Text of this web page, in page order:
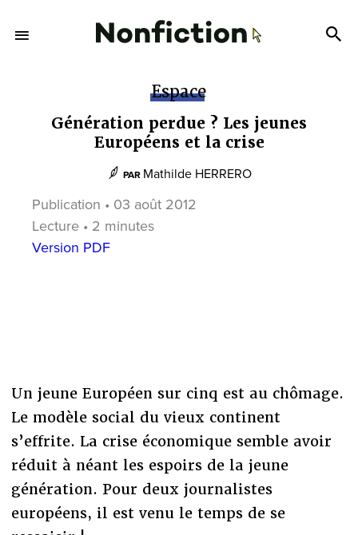
Espace
Génération perdue ? Les jeunes
Européens et la crise
PAR Mathilde HERRERO
Publication • 03 août 2012
Lecture • 2 minutes
Version PDF
Un jeune Européen sur cinq est au chômage.
Le modèle social du vieux continent
s’effrite. La crise économique semble avoir
réduit à néant les espoirs de la jeune
génération. Pour deux journalistes
européens, il est venu le temps de se